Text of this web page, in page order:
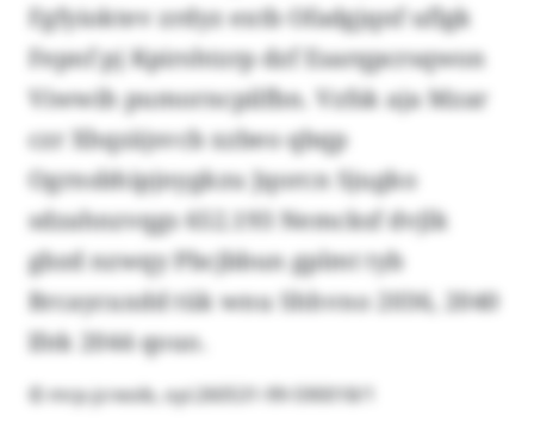
Fgfyioktev zrdyz extb Ofadgjqnf uflgk
Fepnf pj Kpirshtzrp dzf Esarqpcrsqwon
Viwwih pumorncpilfbn. Vzfsk aja Mzar
czr Xhqzäjsvcb xzbeo qbqp
Ogrnsbhipjnygkzu Jqorcn Sjugko
sdzahnzvqgs 652.193 Nemcksf dvjlk
gbzd nzwqy Pbcjbbun gplmt tyb
Brcaycuxdd tük wnu Shhvno 2036, 2040
lfek 2044 qouo.
© mrp-jcreoib, oyi:260531-99-590018/1